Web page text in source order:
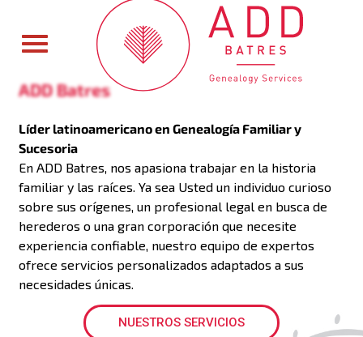
ADD Batres
Líder latinoamericano en Genealogía Familiar y
Sucesoria
En ADD Batres, nos apasiona trabajar en la historia
familiar y las raíces. Ya sea Usted un individuo curioso
sobre sus orígenes, un profesional legal en busca de
herederos o una gran corporación que necesite
experiencia confiable, nuestro equipo de expertos
ofrece servicios personalizados adaptados a sus
necesidades únicas.
NUESTROS SERVICIOS